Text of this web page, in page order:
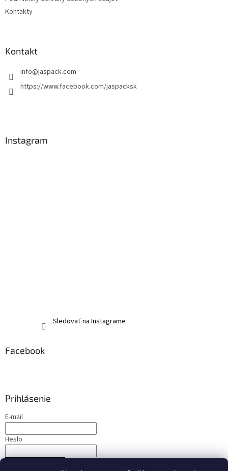
Kontakty
Kontakt
info@jaspack.com
https://www.facebook.com/jaspacksk
Instagram
Sledovať na Instagrame
Facebook
Prihlásenie
E-mail
Heslo